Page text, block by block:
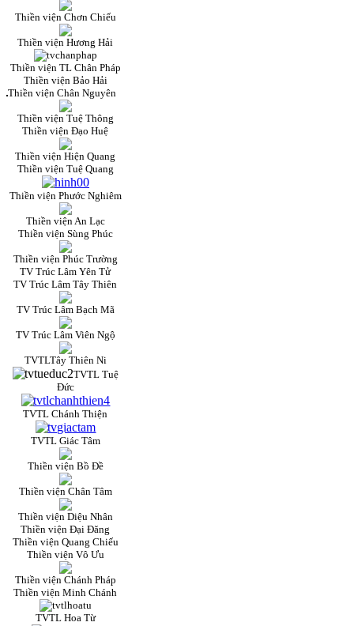
Thiền viện Chơn Chiếu
Thiền viện Hương Hải
Thiền viện TL Chân Pháp
Thiền viện Bảo Hải
Thiền viện Chân Nguyên
Thiền viện Tuệ Thông
Thiền viện Đạo Huệ
Thiền viện Hiện Quang
Thiền viện Tuệ Quang
Thiền viện Phước Nghiêm
Thiền viện An Lạc
Thiền viện Sùng Phúc
Thiền viện Phúc Trường
TV Trúc Lâm Yên Tử
TV Trúc Lâm Tây Thiên
TV Trúc Lâm Bạch Mã
TV Trúc Lâm Viên Ngộ
TVTLTây Thiên Ni
TVTL Tuệ
Đức
TVTL Chánh Thiện
TVTL Giác Tâm
Thiền viện Bồ Đề
Thiền viện Chân Tâm
Thiền viện Diệu Nhân
Thiền viện Đại Đăng
Thiền viện Quang Chiếu
Thiền viện Vô Ưu
Thiền viện Chánh Pháp
Thiền viện Minh Chánh
TVTL Hoa Từ